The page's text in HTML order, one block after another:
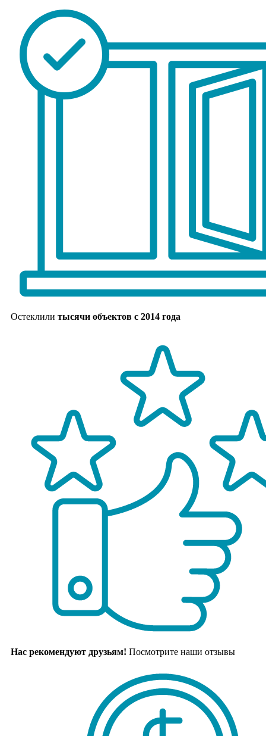
Остеклили тысячи объектов с 2014 года
Нас рекомендуют друзьям! Посмотрите наши отзывы